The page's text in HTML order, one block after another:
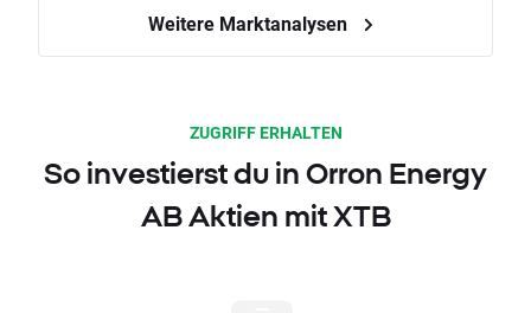
Weitere Marktanalysen
ZUGRIFF ERHALTEN
So investierst du in Orron Energy
AB Aktien mit XTB